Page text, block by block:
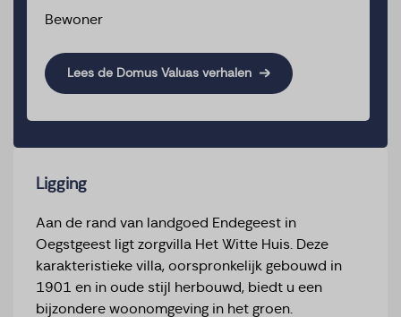
Ligging
Aan de rand van landgoed Endegeest in
Oegstgeest ligt zorgvilla Het Witte Huis. Deze
karakteristieke villa, oorspronkelijk gebouwd in
1901 en in oude stijl herbouwd, biedt u een
bijzondere woonomgeving in het groen.
Bewoner
Lees de Domus Valuas verhalen